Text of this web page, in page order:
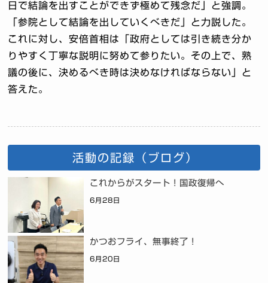
日で結論を出すことができず極めて残念だ」と強調。
「参院として結論を出していくべきだ」と力説した。
これに対し、安倍首相は「政府としては引き続き分か
りやすく丁寧な説明に努めて参りたい。その上で、熟
議の後に、決めるべき時は決めなければならない」と
答えた。
活動の記録（ブログ）
これからがスタート！国政復帰へ
6月28日
かつおフライ、無事終了！
6月20日